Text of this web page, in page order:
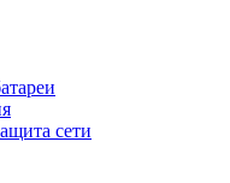
сети